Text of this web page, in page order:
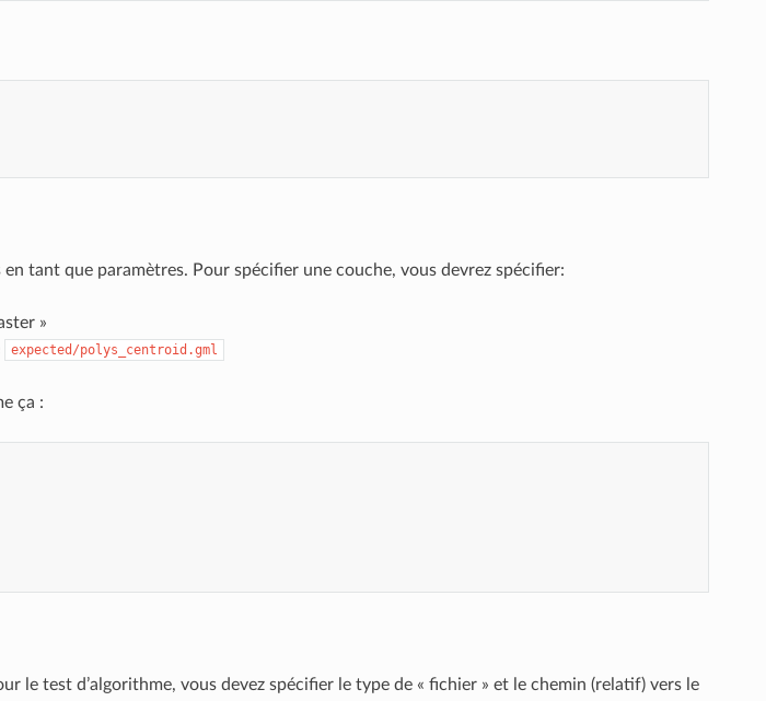
tant que paramètres. Pour spécifier une couche, vous devrez spécifier:
»
expected/polys_centroid.gml
ça :
le test d’algorithme, vous devez spécifier le type de « fichier » et le chemin (relatif) vers le